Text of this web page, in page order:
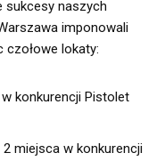
sukcesy naszych
imponowali
lokaty:
konkurencji Pistolet
miejsca w konkurencji